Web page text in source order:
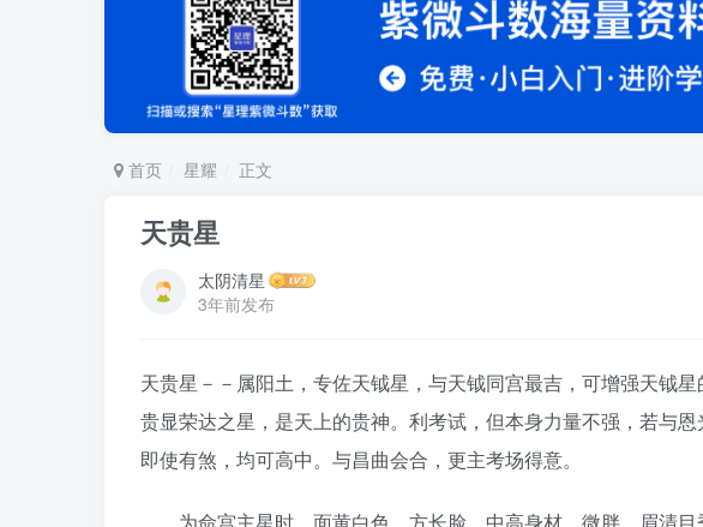
首页 星耀 正文
天贵星
太阴清星
3年前发布
天贵星－－属阳土，专佐天钺星，与天钺同宫最吉，可增强天钺
贵显荣达之星，是天上的贵神。利考试，但本身力量不强，若与
即使有煞，均可高中。与昌曲会合，更主考场得意。